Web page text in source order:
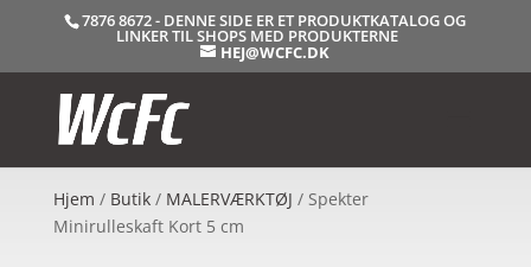
7876 8672 - DENNE SIDE ER ET PRODUKTKATALOG OG
LINKER TIL SHOPS MED PRODUKTERNE
HEJ@WCFC.DK
Hjem / Butik/ MALERVÆRKTØJ / Spekter
Minirulleskaft Kort 5 cm